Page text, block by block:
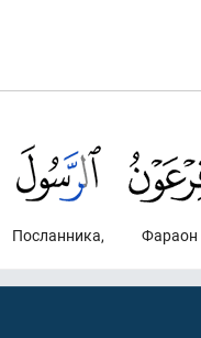
Фараон
Посланника,